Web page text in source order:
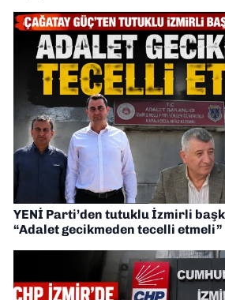
YENİ Parti’den tutuklu İzmirli
“Adalet gecikmeden tecelli etmeli”